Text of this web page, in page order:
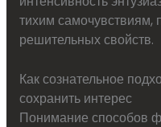
тихим
решительных свойств.
Как сознательное
сохранить интерес
Понимание способов